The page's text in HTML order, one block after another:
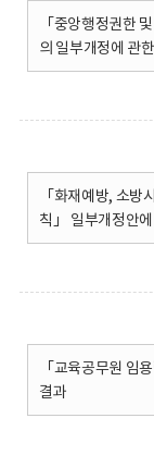
「중앙행정권한
의 일부개정에 관
「화재예방, 소방
칙」 일부개정안
「교육공무원 임
결과